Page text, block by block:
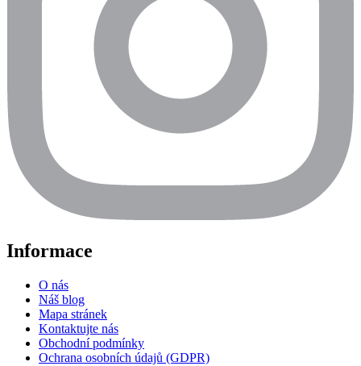
Informace
O nás
Náš blog
Mapa stránek
Kontaktujte nás
Obchodní podmínky
Ochrana osobních údajů (GDPR)